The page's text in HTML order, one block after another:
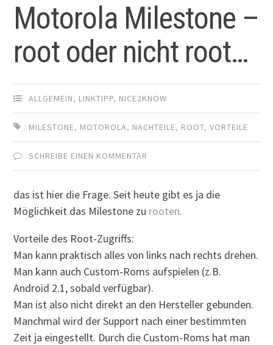
Motorola Milestone –
root oder nicht root…
ALLGEMEIN, LINKTIPP, NICE2KNOW
MILESTONE, MOTOROLA, NACHTEILE, ROOT,VORTEILE
SCHREIBE EINEN KOMMENTAR
das ist hier die Frage. Seit heute gibt es ja die
Möglichkeit das Milestone zu rooten.
Vorteile des Root-Zugriffs:
Man kann praktisch alles von links nach rechts drehen.
Man kann auch Custom-Roms aufspielen (z.B.
Android 2.1, sobald verfügbar).
Man ist also nicht direkt an den Hersteller gebunden.
Manchmal wird der Support nach einer bestimmten
Zeit ja eingestellt. Durch die Custom-Roms hat man